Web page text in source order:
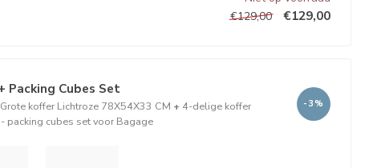
€129,00
€129,00
Packing Cubes Set
koffer Lichtroze 78X54X33 CM + 4-delige koffer
packing cubes set voor Bagage
-3%